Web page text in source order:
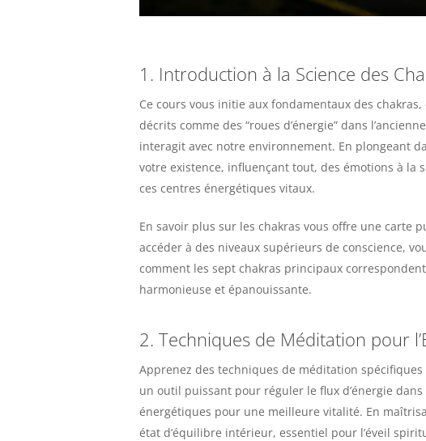
1. Introduction à la Science des
Ce cours vous initie aux fondamentaux des
décrits comme des “roues d’énergie” dans
interagit avec notre environnement. En plongeant
votre existence, influençant tout, des émotions à
ces centres énergétiques vitaux.
En savoir plus sur les chakras vous offre une carte
accéder à des niveaux supérieurs de conscience,
comment les sept chakras principaux
harmonieuse et épanouissante.
2. Techniques de Méditation pour
Apprenez des techniques de méditation
un outil puissant pour réguler le flux d’énergie
énergétiques pour une meilleure vitalité. En
état d’équilibre intérieur, essentiel pour l’éveil